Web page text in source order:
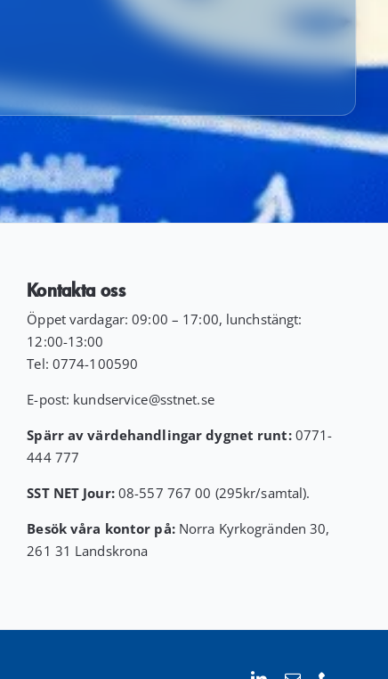
Kontakta oss
Öppet vardagar: 09:00 – 17:00, lunchstängt:
12:00-13:00
Tel: 0774-100590
E-post: kundservice@sstnet.se
Spärr av värdehandlingar dygnet runt:0771-
444 777
SST NET Jour: 08-557 767 00 (295kr/samtal).
Besök våra kontor på: Norra Kyrkogränden 30,
261 31 Landskrona